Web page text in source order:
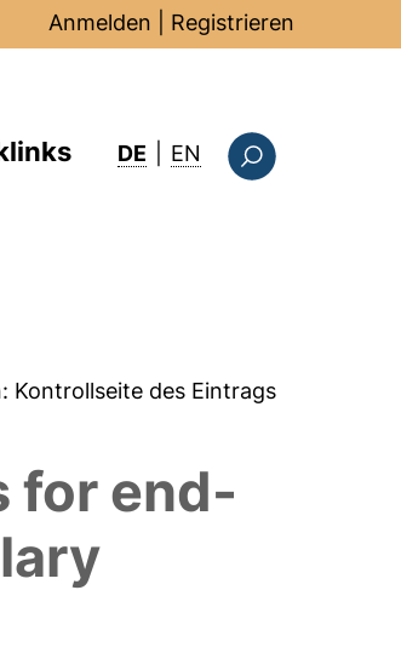
Anmelden Registrieren
DE EN : this page in
Kontrollseite des Eintrags
for end-